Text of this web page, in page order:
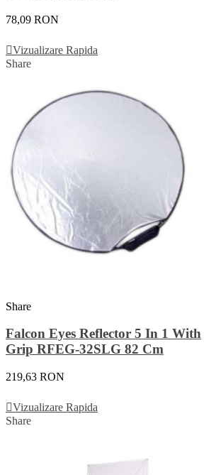
78,09 RON
Vizualizare Rapida
Share
Share
Falcon Eyes Reflector 5 In 1 With
Grip RFEG-32SLG 82 Cm
219,63 RON
Vizualizare Rapida
Share